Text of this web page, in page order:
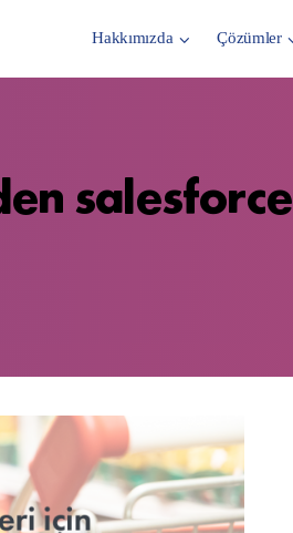
Hakkımızda Çözümler
salesforce